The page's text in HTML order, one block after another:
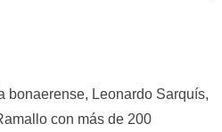
bonaerense, Leonardo Sarquís,
con más de 200